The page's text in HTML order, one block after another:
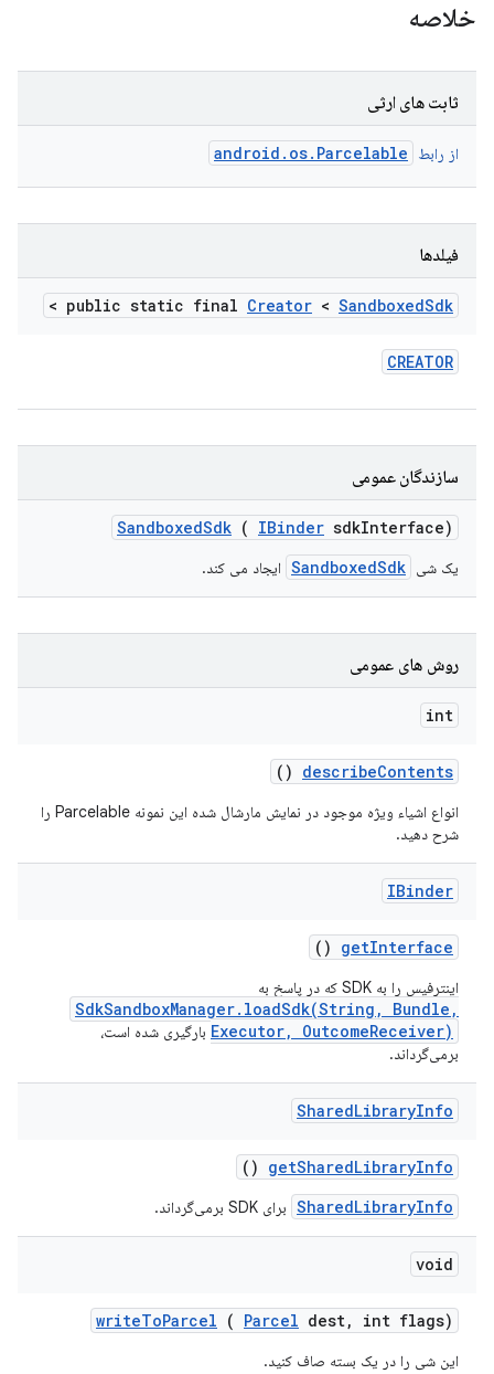
خلاصه
ثابت های ارثی
از رابط android.os.Parcelable
فیلدها
public static final Creator < SandboxedSdk
>
CREATOR
سازندگان عمومی
SandboxedSdk ( IBinder sdkInterface)
یک شی SandboxedSdk ایجاد می کند.
روش های عمومی
int
describeContents
()
انواع اشیاء ویژه موجود در نمایش مارشال شده این نمونه Parcelable را
شرح دهید.
IBinder
getInterface
()
اینترفیس را به SDK که در پاسخ به
SdkSandboxManager.loadSdk(String, Bundle,
Executor, OutcomeReceiver) بارگیری شده است،
برمی‌گرداند.
SharedLibraryInfo
getSharedLibraryInfo
()
SharedLibraryInfo برای SDK برمی‌گرداند.
void
writeToParcel ( Parcel dest, int flags)
این شی را در یک بسته صاف کنید.